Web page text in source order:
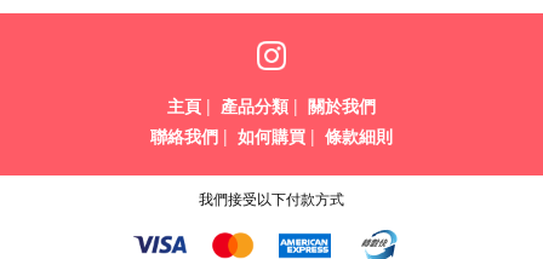
主頁 | 產品分類 | 關於我們
聯絡我們 | 如何購買 | 條款細則
我們接受以下付款方式